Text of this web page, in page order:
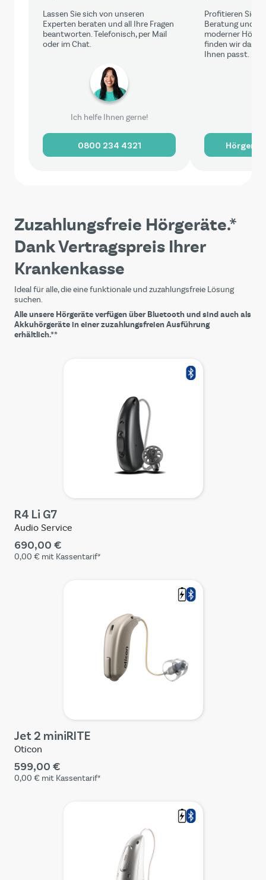
Lassen Sie sich von unseren
Experten beraten und all Ihre Fragen
beantworten. Telefonisch, per Mail
oder im Chat.
Ich helfe Ihnen gerne!
0800 234 4321
Profitieren Sie
Beratung und
moderner
finden wir das
Ihnen passt.
Zuzahlungsfreie Hörgeräte.*
Dank Vertragspreis Ihrer
Krankenkasse
Ideal für alle, die eine funktionale und zuzahlungsfreie Lösung
suchen.
Alle unsere Hörgeräte verfügen über Bluetooth und sind auch als
Akkuhörgeräte in einer zuzahlungsfreien Ausführung
erhältlich.**
R4 Li G7
Audio Service
690,00 €
0,00 € mit Kassentarif*
Jet 2 miniRITE
Oticon
599,00 €
0,00 € mit Kassentarif*